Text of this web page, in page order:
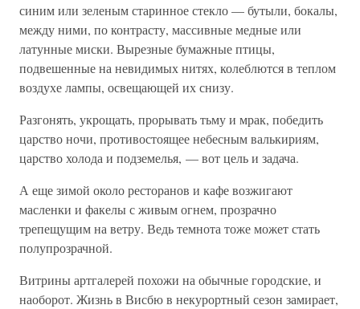
синим или зеленым старинное стекло — бутыли, бокалы,
между ними, по контрасту, массивные медные или
латунные миски. Вырезные бумажные птицы,
подвешенные на невидимых нитях, колеблются в теплом
воздухе лампы, освещающей их снизу.
Разгонять, укрощать, прорывать тьму и мрак, победить
царство ночи, противостоящее небесным валькириям,
царство холода и подземелья, — вот цель и задача.
А еще зимой около ресторанов и кафе возжигают
масленки и факелы с живым огнем, прозрачно
трепещущим на ветру. Ведь темнота тоже может стать
полупрозрачной.
Витрины артгалерей похожи на обычные городские, и
наоборот. Жизнь в Висбю в некурортный сезон замирает,